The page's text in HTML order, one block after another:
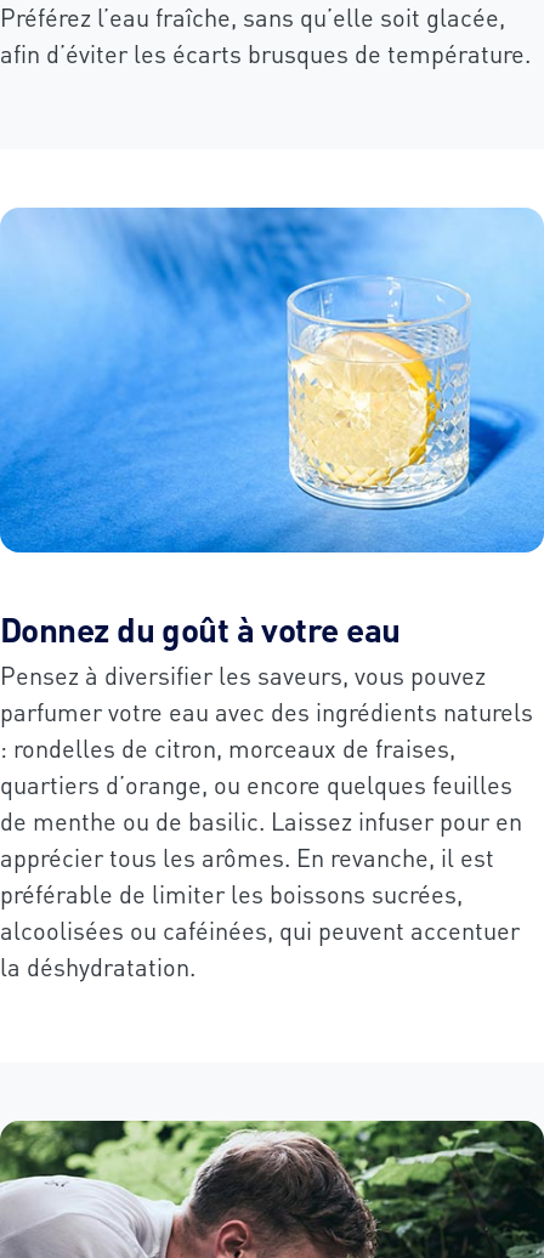
Préférez l’eau fraîche, sans qu’elle soit glacée,
afin d’éviter les écarts brusques de température.
Donnez du goût à votre eau
Pensez à diversifier les saveurs, vous pouvez
parfumer votre eau avec des ingrédients naturels
: rondelles de citron, morceaux de fraises,
quartiers d’orange, ou encore quelques feuilles
de menthe ou de basilic. Laissez infuser pour en
apprécier tous les arômes. En revanche, il est
préférable de limiter les boissons sucrées,
alcoolisées ou caféinées, qui peuvent accentuer
la déshydratation.